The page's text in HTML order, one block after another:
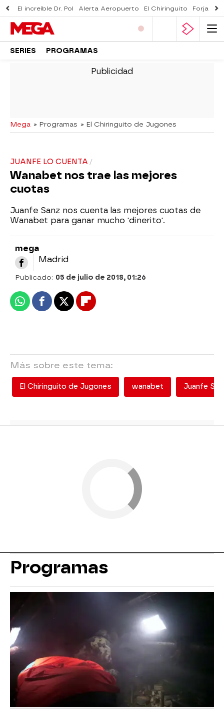
El increíble Dr. Pol Alerta Aeropuerto El Chiringuito Forjado
SERIES PROGRAMAS
Mega » Programas » El Chiringuito de Jugones
JUANFE LO CUENTA
Wanabet nos trae las mejores
cuotas
Juanfe Sanz nos cuenta las mejores cuotas de
Wanabet para ganar mucho 'dinerito'.
mega
Madrid
Publicado: 05 de julio de 2018, 01:26
WhatsappFacebook
X Flipboard
Más sobre este tema:
El Chiringuito de Jugones wanabet Juanfe
Programas